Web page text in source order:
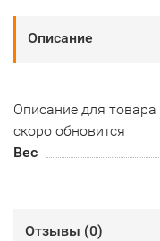
Описание
Описание для товара
скоро обновится
Вес
Отзывы (0)